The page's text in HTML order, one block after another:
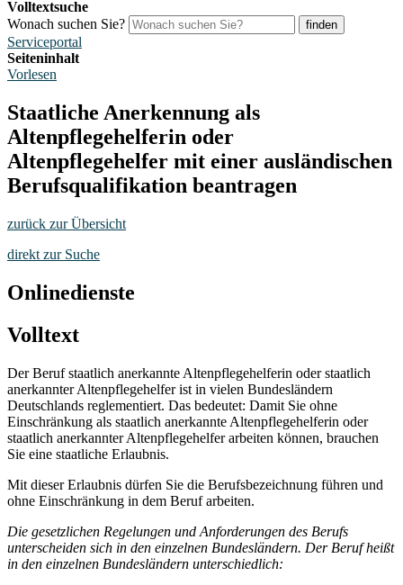
Volltextsuche
Wonach suchen Sie?
finden
Serviceportal
Seiteninhalt
Vorlesen
Staatliche Anerkennung als
Altenpflegehelferin oder
Altenpflegehelfer mit einer ausländischen
Berufsqualifikation beantragen
zurück zur Übersicht
direkt zur Suche
Onlinedienste
Volltext
Der Beruf staatlich anerkannte Altenpflegehelferin oder staatlich
anerkannter Altenpflegehelfer ist in vielen Bundesländern
Deutschlands reglementiert. Das bedeutet: Damit Sie ohne
Einschränkung als staatlich anerkannte Altenpflegehelferin oder
staatlich anerkannter Altenpflegehelfer arbeiten können, brauchen
Sie eine staatliche Erlaubnis.
Mit dieser Erlaubnis dürfen Sie die Berufsbezeichnung führen und
ohne Einschränkung in dem Beruf arbeiten.
Die gesetzlichen Regelungen und Anforderungen des Berufs
unterscheiden sich in den einzelnen Bundesländern. Der Beruf heißt
in den einzelnen Bundesländern unterschiedlich: